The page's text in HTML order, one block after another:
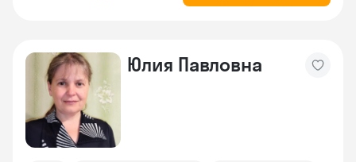
Юлия Павловна